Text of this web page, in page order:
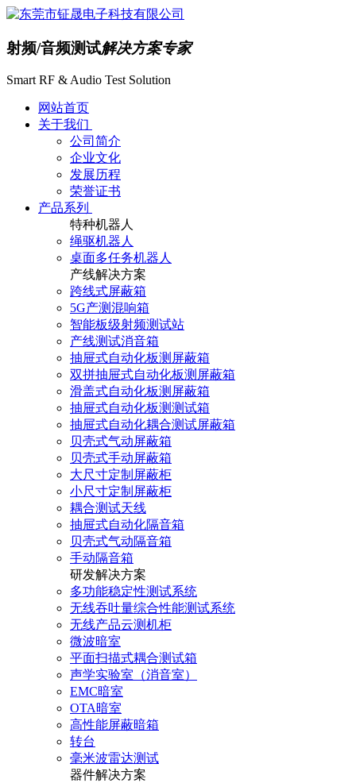
射频/音频测试解决方案专家
Smart RF & Audio Test Solution
网站首页
关于我们
公司简介
企业文化
发展历程
荣誉证书
产品系列
特种机器人
绳驱机器人
桌面多任务机器人
产线解决方案
跨线式屏蔽箱
5G产测混响箱
智能板级射频测试站
产线测试消音箱
抽屉式自动化板测屏蔽箱
双拼抽屉式自动化板测屏蔽箱
滑盖式自动化板测屏蔽箱
抽屉式自动化板测测试箱
抽屉式自动化耦合测试屏蔽箱
贝壳式气动屏蔽箱
贝壳式手动屏蔽箱
大尺寸定制屏蔽柜
小尺寸定制屏蔽柜
耦合测试天线
抽屉式自动化隔音箱
贝壳式气动隔音箱
手动隔音箱
研发解决方案
多功能稳定性测试系统
无线吞吐量综合性能测试系统
无线产品云测机柜
微波暗室
平面扫描式耦合测试箱
声学实验室（消音室）
EMC暗室
OTA暗室
高性能屏蔽暗箱
转台
毫米波雷达测试
器件解决方案